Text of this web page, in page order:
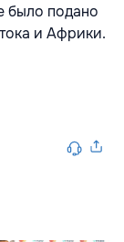
было подано
и Африки.